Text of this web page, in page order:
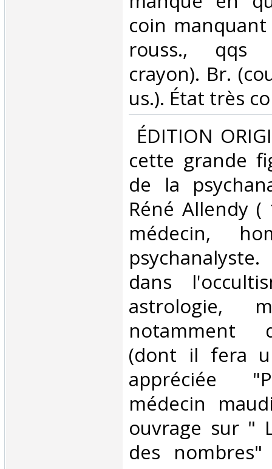
coin
rouss., qqs
crayon). Br.
us.). État très
ÉDITION
cette grande
de la
Réné Allendy (
médecin,
dans
astrologie,
notamment
(dont il fera
appréciée
médecin
ouvrage sur "
des